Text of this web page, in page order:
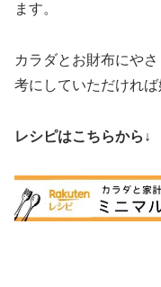
ます。
カラダとお財布にや
考にしていただければ
レシピはこちらから↓